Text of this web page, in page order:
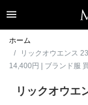
ホーム
リックオウエンス
14,400円 | ブランド服
リックオウエ